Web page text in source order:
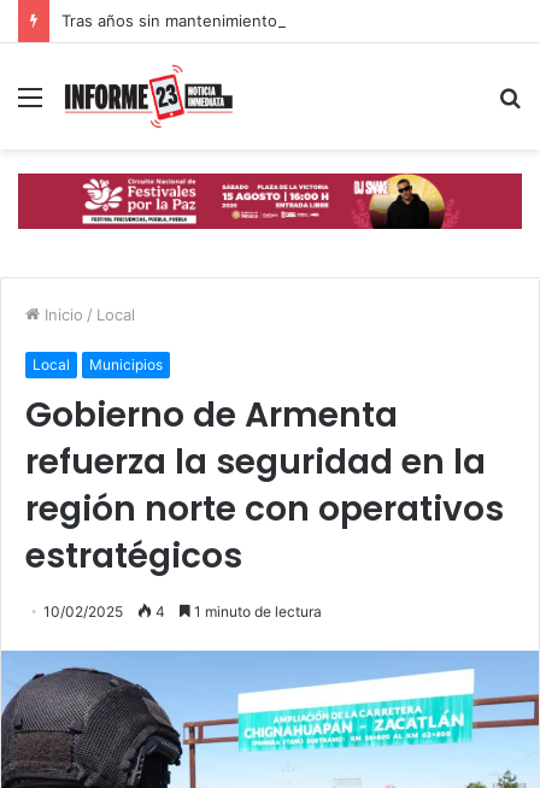
Menú
Inicio / Local
Local Municipios
Gobierno de Armenta
refuerza la seguridad en la
región norte con operativos
estratégicos
10/02/2025 4 1 minuto de lectura